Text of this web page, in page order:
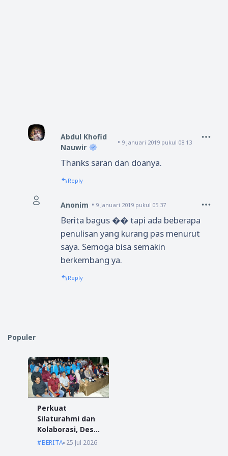
Abdul Khofid
Nauwir
9 Januari 2019 pukul 08.13
Thanks saran dan doanya.
Reply
Anonim 9 Januari 2019 pukul 05.37
Berita bagus �� tapi ada beberapa
penulisan yang kurang pas menurut
saya. Semoga bisa semakin
berkembang ya.
Reply
Populer
Perkuat
Silaturahmi dan
Kolaborasi, Desa
Antibar Sambut
BERITA 25 Jul 2026